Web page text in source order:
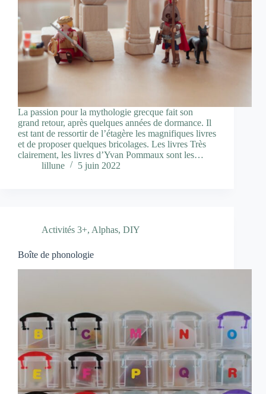
La passion pour la mythologie grecque fait son
grand retour, après quelques années de dormance. Il
est tant de ressortir de l’étagère les magnifiques livres
et de proposer quelques bricolages. Les livres Très
clairement, les livres d’Yvan Pommaux sont les…
lillune
5 juin 2022
Activités 3+, Alphas, DIY
Boîte de phonologie